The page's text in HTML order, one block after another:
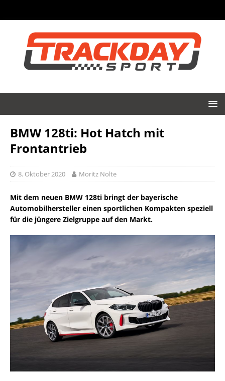
BMW 128ti: Hot Hatch mit
Frontantrieb
8. Oktober 2020 Moritz Nolte
Mit dem neuen BMW 128ti bringt der bayerische
Automobilhersteller einen sportlichen Kompakten speziell
für die jüngere Zielgruppe auf den Markt.